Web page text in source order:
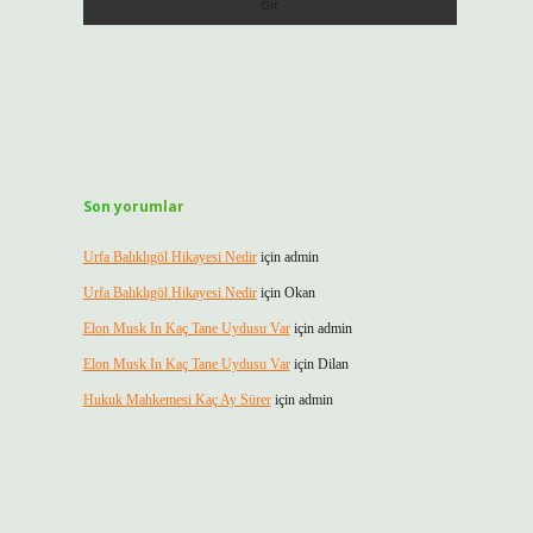
Son yorumlar
Urfa Balıklıgöl Hikayesi Nediriçin admin
Urfa Balıklıgöl Hikayesi Nediriçin Okan
Elon Musk In Kaç Tane Uydusu Variçin admin
Elon Musk In Kaç Tane Uydusu Variçin Dilan
Hukuk Mahkemesi Kaç Ay Süreriçin admin